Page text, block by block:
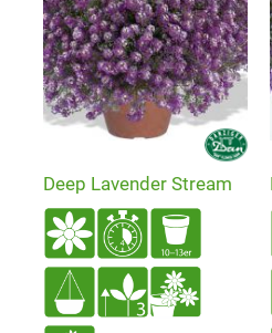
Deep Lavender Stream